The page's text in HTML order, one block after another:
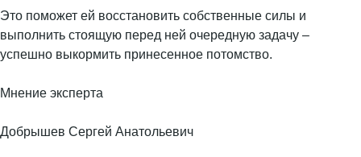
Это поможет ей восстановить собственные силы и
выполнить стоящую перед ней очередную задачу –
успешно выкормить принесенное потомство.
Мнение эксперта
Добрышев Сергей Анатольевич